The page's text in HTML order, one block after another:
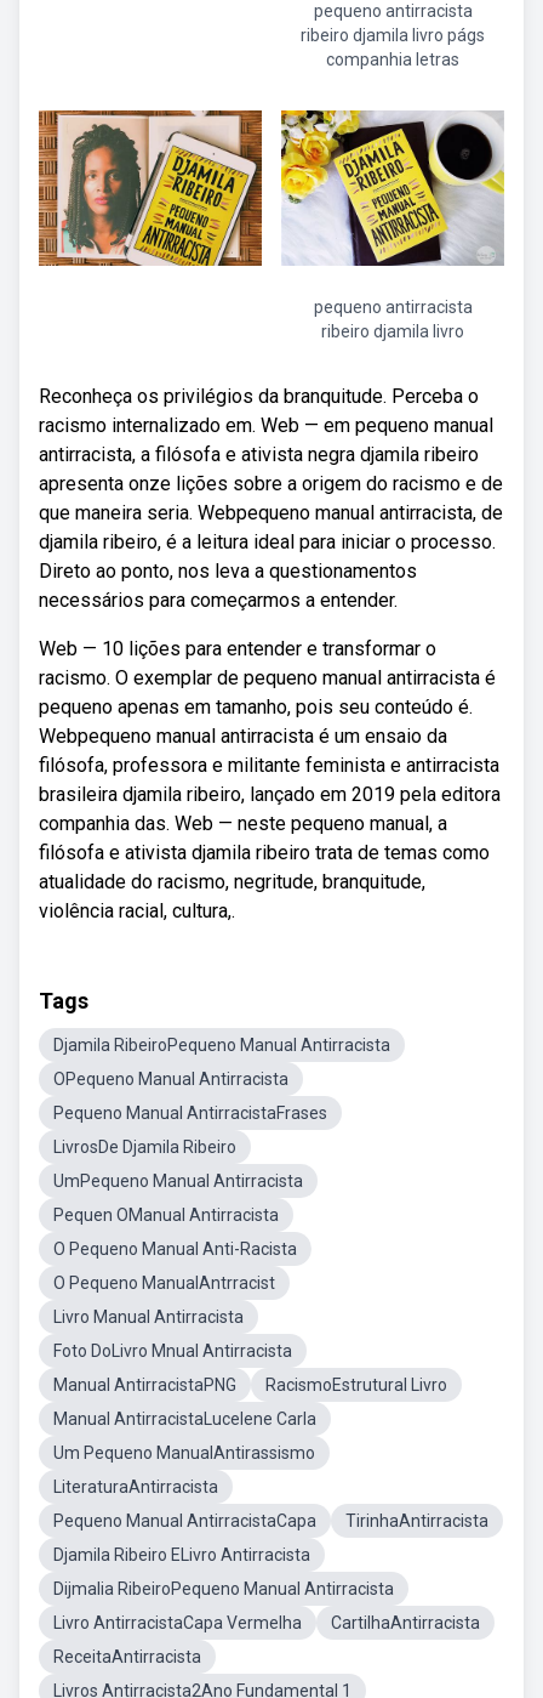
pequeno antirracista
ribeiro djamila livro págs
companhia letras
pequeno antirracista
ribeiro djamila livro
Reconheça os privilégios da branquitude. Perceba o
racismo internalizado em. Web — em pequeno manual
antirracista, a filósofa e ativista negra djamila ribeiro
apresenta onze lições sobre a origem do racismo e de
que maneira seria. Webpequeno manual antirracista, de
djamila ribeiro, é a leitura ideal para iniciar o processo.
Direto ao ponto, nos leva a questionamentos
necessários para começarmos a entender.
Web — 10 lições para entender e transformar o
racismo. O exemplar de pequeno manual antirracista é
pequeno apenas em tamanho, pois seu conteúdo é.
Webpequeno manual antirracista é um ensaio da
filósofa, professora e militante feminista e antirracista
brasileira djamila ribeiro, lançado em 2019 pela editora
companhia das. Web — neste pequeno manual, a
filósofa e ativista djamila ribeiro trata de temas como
atualidade do racismo, negritude, branquitude,
violência racial, cultura,.
Tags
Djamila RibeiroPequeno Manual Antirracista
OPequeno Manual Antirracista
Pequeno Manual AntirracistaFrases
LivrosDe Djamila Ribeiro
UmPequeno Manual Antirracista
Pequen OManual Antirracista
O Pequeno Manual Anti-Racista
O Pequeno ManualAntrracist
Livro Manual Antirracista
Foto DoLivro Mnual Antirracista
Manual AntirracistaPNG
RacismoEstrutural Livro
Manual AntirracistaLucelene Carla
Um Pequeno ManualAntirassismo
LiteraturaAntirracista
Pequeno Manual AntirracistaCapa
TirinhaAntirracista
Djamila Ribeiro ELivro Antirracista
Dijmalia RibeiroPequeno Manual Antirracista
Livro AntirracistaCapa Vermelha
CartilhaAntirracista
ReceitaAntirracista
Livros Antirracista2Ano Fundamental 1